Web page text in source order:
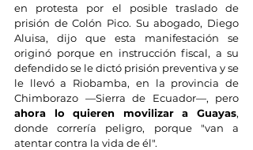
en protesta por el posible traslado de
prisión de Colón Pico. Su abogado, Diego
Aluisa, dijo que esta manifestación se
originó porque en instrucción fiscal, a su
defendido se le dictó prisión preventiva y se
le llevó a Riobamba, en la provincia de
ahora lo quieren movilizar a Guayas,
donde correría peligro, porque "van a
atentar contra la vida de él".